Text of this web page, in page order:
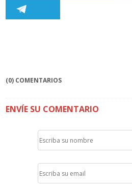
(0) COMENTARIOS
ENVÍE SU COMENTARIO